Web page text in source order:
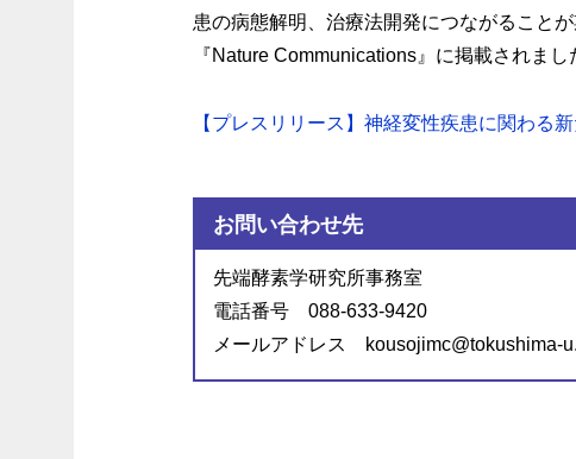
患の病態解明、治療法開発につながること
『Nature Communications』に掲載されまし
【プレスリリース】神経変性疾患に関わ
お問い合わせ先
先端酵素学研究所事務室
電話番号 088-633-9420
メールアドレス kousojimc@tokushima-